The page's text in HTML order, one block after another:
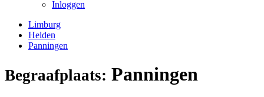
Inloggen
Limburg
Helden
Panningen
Begraafplaats: Panningen